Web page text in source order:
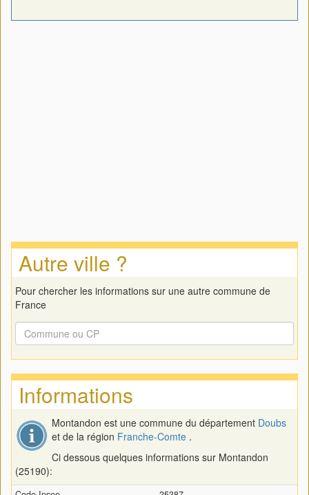
Autre ville ?
Pour chercher les informations sur une autre commune de
France
Informations
Montandon est une commune du département Doubs
et de la région Franche-Comte .
Ci dessous quelques informations sur Montandon
(25190):